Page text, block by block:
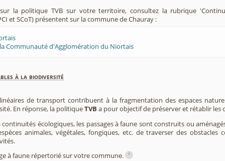
la politique TVB sur votre territoire, consultez la rubrique
et SCoT) présentent sur la commune de Chauray :
la Communauté d'Agglomération du Niortais
à la biodiversité
de transport contribuent à la fragmentation des espaces
En réponse, la politiqueTVB a pour objectif de préserver et rétablir les
écologiques, les passages à faune sont construits ou
animales, végétales, fongiques, etc. de traverser des
à faune répertorié sur votre commune.
i